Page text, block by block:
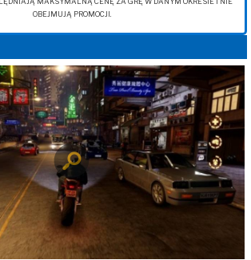
OBEJMUJĄ PROMOCJI.